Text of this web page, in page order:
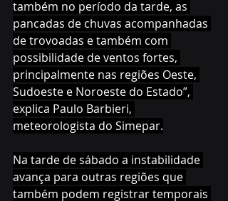
também no período da tarde, as
pancadas de chuvas acompanhadas
de trovoadas e também com
possibilidade de ventos fortes,
principalmente nas regiões Oeste,
Sudoeste e Noroeste do Estado”,
explica Paulo Barbieri,
meteorologista do Simepar.
Na tarde de sábado a instabilidade
avança para outras regiões que
também podem registrar temporais